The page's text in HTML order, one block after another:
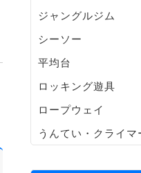
ジャングルジム
シーソー
平均台
ロッキング遊具
ロープウェイ
うんてい・クライマ